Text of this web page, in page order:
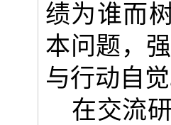
绩为谁而
本问题，
与行动自
在交流